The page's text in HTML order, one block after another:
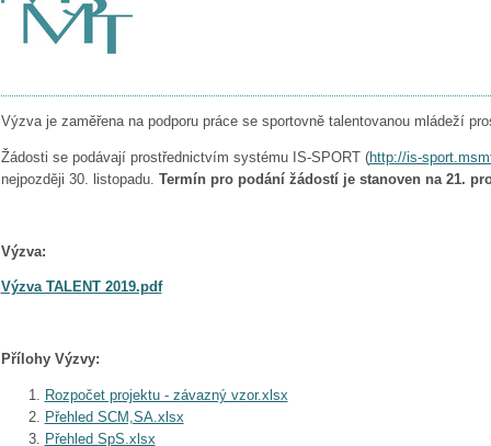
Výzva je zaměřena na podporu práce se sportovně talentovanou mládeží
Žádosti se podávají prostřednictvím systému IS-SPORT (http://is-
nejpozději 30. listopadu. Termín pro podání žádostí je stanoven na 21.
Výzva:
Výzva TALENT 2019.pdf
Přílohy Výzvy:
Rozpočet projektu - závazný vzor.xlsx
Přehled SCM,SA.xlsx
Přehled SpS.xlsx